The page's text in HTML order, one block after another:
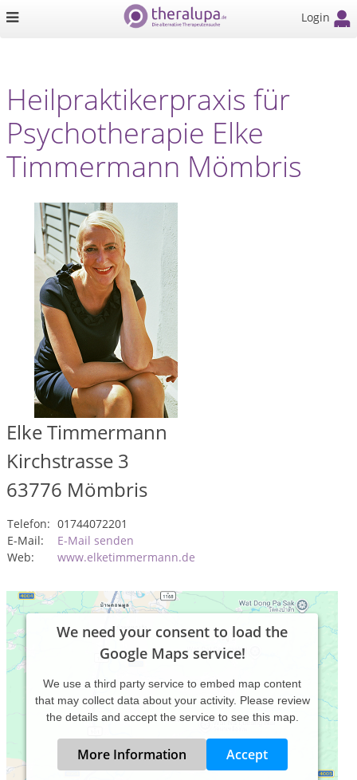
Login
Heilpraktikerpraxis für
Psychotherapie Elke
Timmermann Mömbris
Elke Timmermann
Kirchstrasse 3
63776 Mömbris
Telefon: 01744072201
E-Mail:
E-Mail senden
Web:
www.elketimmermann.de
We need your consent to load the
Google Maps service!
We use a third party service to embed map content
that may collect data about your activity. Please review
the details and accept the service to see this map.
More Information Accept